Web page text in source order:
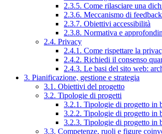
2.3.5. Come rilasciare una
2.3.6. Meccanismo di
2.3.7. Obiettivi accessibilità
2.3.8. Normativa e
2.4. Privacy
2.4.1. Come rispettare la
2.4.2. Richiedi il consenso
2.4.3. Le basi del sito web:
3. Pianificazione, gestione e strategia
3.1. Obiettivi del progetto
3.2. Tipologie di progetti
3.2.1. Tipologie di progetto in
3.2.2. Tipologie di progetto in
3.2.3. Tipologie di progetto in
3.3. Competenze, ruoli e figure